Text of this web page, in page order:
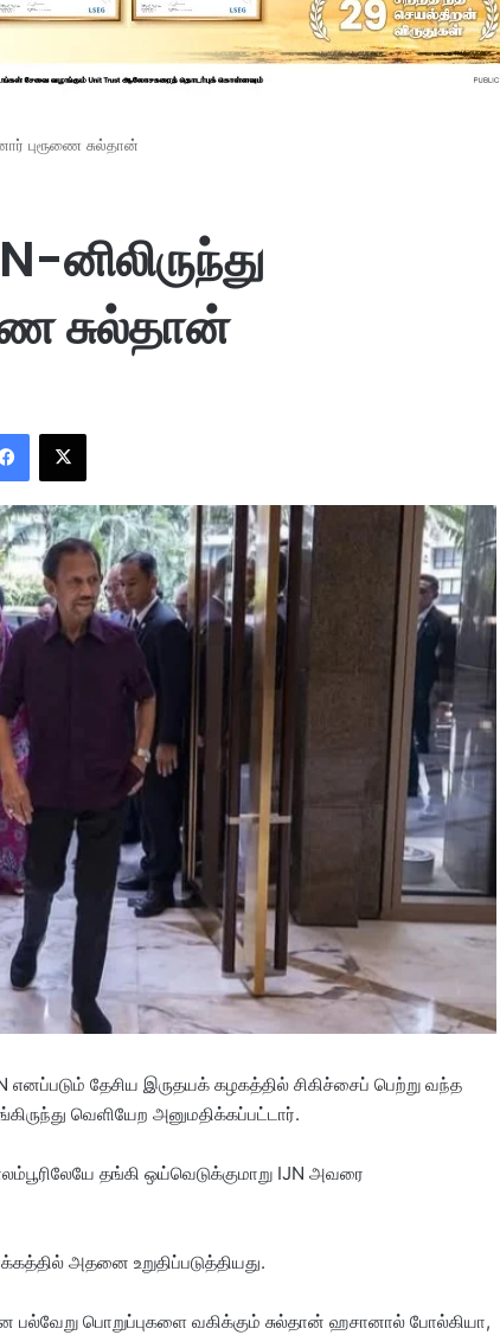
புரூணை சுல்தான்
னிலிருந்து
சுல்தான்
தேசிய இருதயக் கழகத்தில் சிகிச்சைப் பெற்று வந்த
வெளியேற அனுமதிக்கப்பட்டார்.
தங்கி ஒய்வெடுக்குமாறு IJN அவரை
அதனை உறுதிப்படுத்தியது.
பல்வேறு பொறுப்புகளை வகிக்கும் சுல்தான் ஹசானால் போல்கியா,